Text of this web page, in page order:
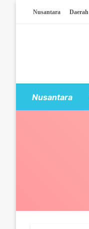
Nusantara Daerah
Nusantara